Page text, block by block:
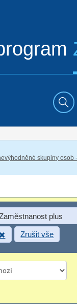
skupiny osob
plus
Zrušit vše